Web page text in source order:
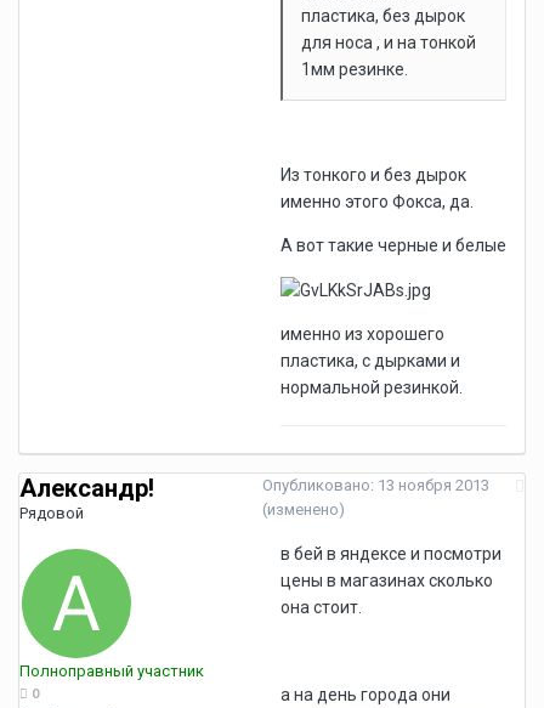
пластика, без дырок
для носа , и на тонкой
1мм резинке.
Из тонкого и без дырок
именно этого Фокса, да.
А вот такие черные и белые
именно из хорошего
пластика, с дырками и
нормальной резинкой.
Александр!
Рядовой
Полноправный участник
0
Опубликовано: 13 ноября 2013
(изменено)
в бей в яндексе и посмотри
цены в магазинах сколько
она стоит.
а на день города они